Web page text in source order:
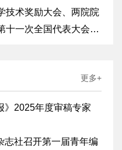
技术奖励大会、两院院
十一次全国代表大会在
更多+
》2025年度审稿专家
志社召开第一届青年编